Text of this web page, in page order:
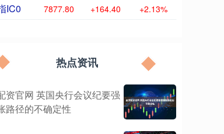
IC0 7877.80 +164.40 +2.13%
热点资讯
资官网 英国央行会议纪要强
路径的不确定性